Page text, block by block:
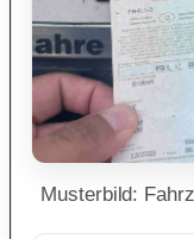
Musterbild: